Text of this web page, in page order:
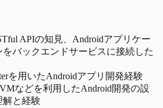
APIの知見、Androidアプリケー
をバックエンドサービスに接続した
を用いたAndroidアプリ開発経験
などを利用したAndroid開発の設
解と経験